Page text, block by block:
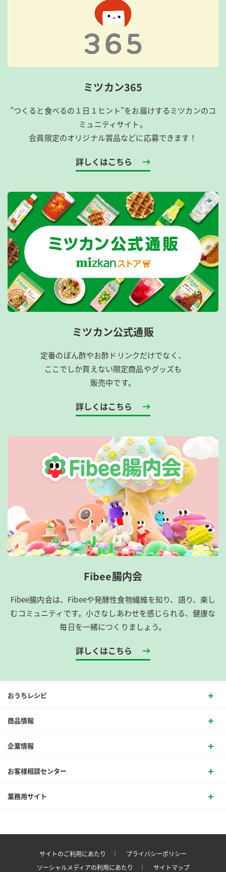
ミツカン365
”つくると食べるの１日１ヒント”をお届けするミツカンのコ
ミュニティサイト。
会員限定のオリジナル賞品などに応募できます！
詳しくはこちら
ミツカン公式通販
定番のぽん酢やお酢ドリンクだけでなく、
ここでしか買えない限定商品やグッズも
販売中です。
詳しくはこちら
Fibee腸内会
Fibee腸内会は、​Fibeeや発酵性食物繊維を知り、語り、楽し
むコミュニティです。​小さなしあわせを感じられる、健康な
毎日を一緒につくりましょう。
詳しくはこちら
おうちレシピ
商品情報
企業情報
お客様相談センター
業務用サイト
サイトのご利用にあたり ｜
プライバシーポリシー
ソーシャルメディアの利用にあたり ｜
サイトマップ